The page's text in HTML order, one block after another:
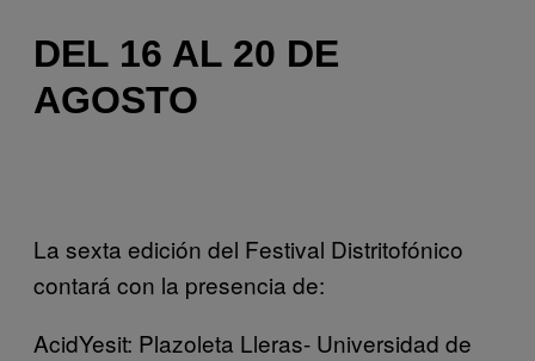
DEL 16 AL 20 DE
AGOSTO
La sexta edición del Festival Distritofónico
contará con la presencia de:
AcidYesit: Plazoleta Lleras- Universidad de